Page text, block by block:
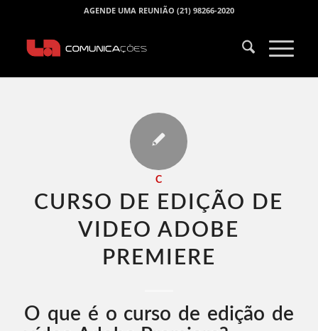
AGENDE UMA REUNIÃO (21) 98266-2020
C
CURSO DE EDIÇÃO DE
VIDEO ADOBE
PREMIERE​
O que é o curso de edição de